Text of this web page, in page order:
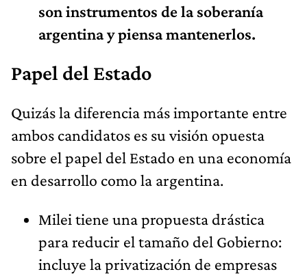
son instrumentos de la soberanía
argentina y piensa mantenerlos.
Papel del Estado
Quizás la diferencia más importante entre
ambos candidatos es su visión opuesta
sobre el papel del Estado en una economía
en desarrollo como la argentina.
Milei tiene una propuesta drástica
para reducir el tamaño del Gobierno:
incluye la privatización de empresas